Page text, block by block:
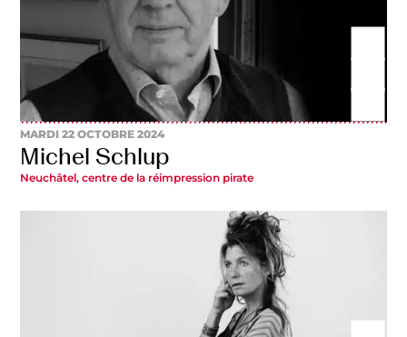
MARDI 22 OCTOBRE 2024
Michel Schlup
Neuchâtel, centre de la réimpression pirate